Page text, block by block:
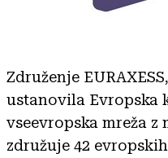
Združenje
ustanovila Evropska
vseevropska mreža
združuje 42